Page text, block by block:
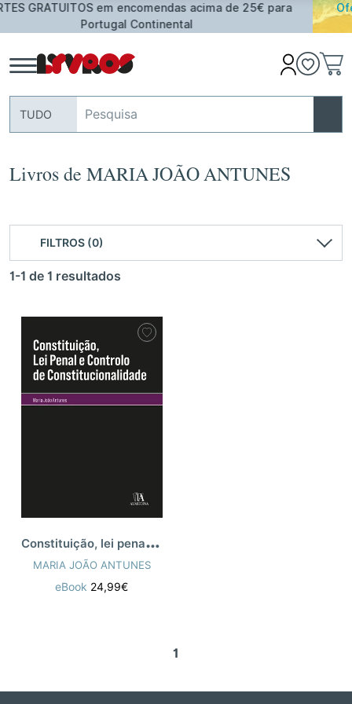
de 25€ para
Oferta de Toalha de Praia em compras ≥
TUDO
Livros de MARIA JOÃO ANTUNES
FILTROS (0)
1-1 de 1 resultados
C
onstituição, lei penal e controlo de co
MARIA JOÃO ANTUNES
eBook 24,99€
1